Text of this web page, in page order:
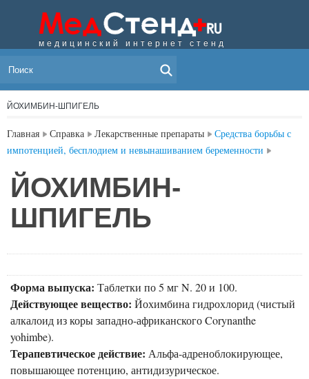
медицинский интернет стенд
ЙОХИМБИН-ШПИГЕЛЬ
Главная Справка Лекарственные препараты
Средства борьбы с
импотенцией, бесплодием и невынашиванием беременности
ЙОХИМБИН-
ШПИГЕЛЬ
Форма выпуска: Таблетки по 5 мг N. 20 и 100.
Действующее вещество: Йохимбина гидрохлорид (чистый
алкалоид из коры западно-африканского Corynanthe
yohimbe).
Терапевтическое действие: Альфа-адреноблокирующее,
повышающее потенцию, антидизурическое.